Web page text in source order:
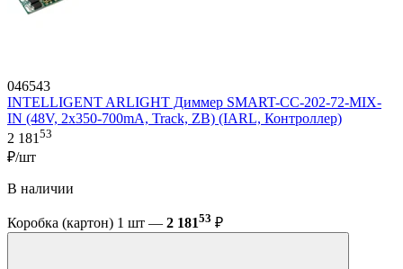
046543
INTELLIGENT ARLIGHT Диммер SMART-CC-202-72-MIX-
IN (48V, 2x350-700mA, Track, ZB) (IARL, Контроллер)
2 181 53
₽/шт
В наличии
Коробка (картон) 1 шт — 2 18153 ₽